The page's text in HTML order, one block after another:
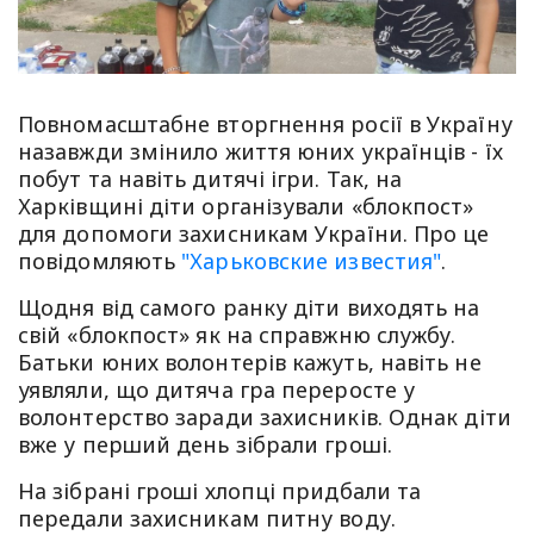
Повномасштабне вторгнення росії в Україну
назавжди змінило життя юних українців - їх
побут та навіть дитячі ігри. Так, на
Харківщині діти організували «блокпост»
для допомоги захисникам України. Про це
повідомляють "Харьковские известия".
Щодня від самого ранку діти виходять на
свій «блокпост» як на справжню службу.
Батьки юних волонтерів кажуть, навіть не
уявляли, що дитяча гра переросте у
волонтерство заради захисників. Однак діти
вже у перший день зібрали гроші.
На зібрані гроші хлопці придбали та
передали захисникам питну воду.